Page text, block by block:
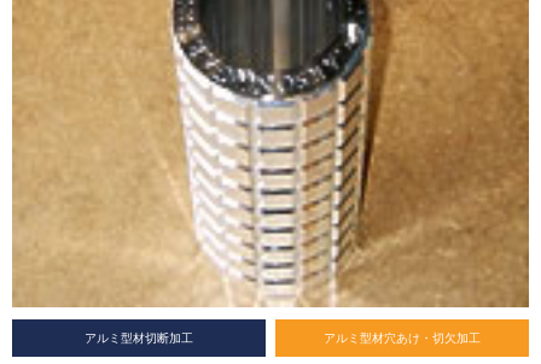
アルミ型材切断加工 アルミ型材穴あけ・切欠加工